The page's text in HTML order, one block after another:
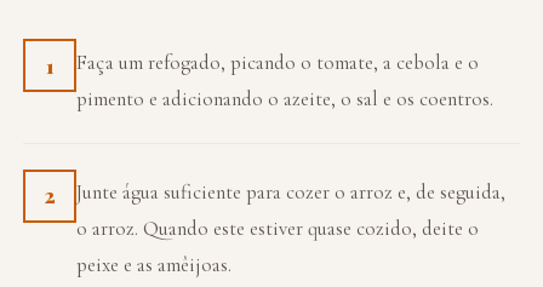
1
Faça um refogado, picando o tomate, a cebola e o
pimento e adicionando o azeite, o sal e os coentros.
2
Junte água suficiente para cozer o arroz e, de seguida,
o arroz. Quando este estiver quase cozido, deite o
peixe e as amêijoas.